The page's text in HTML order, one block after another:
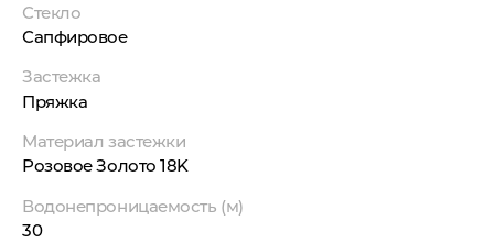
Стекло
Сапфировое
Застежка
Пряжка
Материал застежки
Розовое Золото 18K
Водонепроницаемость (м)
30